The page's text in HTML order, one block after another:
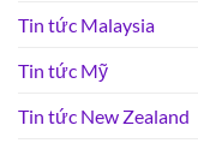
Tin tức Malaysia
Tin tức Mỹ
Tin tức New Zealand